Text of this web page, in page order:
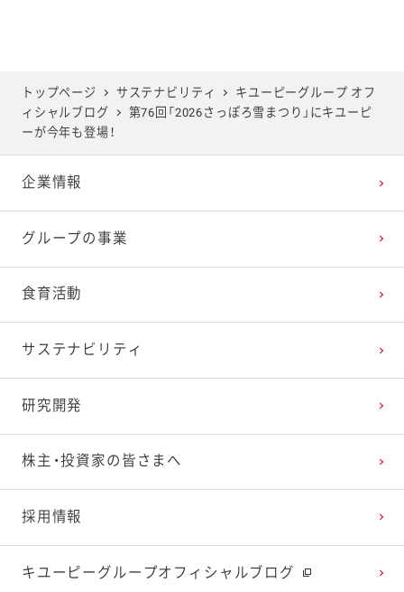
2025年4月
2025年3月
2025年2月
2024年5月
2024年4月
2024年3月
2023年6月
2023年5月
2023年4月
2022年7月
2022年6月
2022年5月
2021年8月
2021年7月
2021年6月
2020年9月
2020年8月
2020年7月
2019年10月
2019年9月
2019年8月
トップページ サステナビリティ
キユーピーグループ オフ
ィシャルブログ
第76回「2026さっぽろ雪まつり」にキユーピ
ーが今年も登場！
企業情報
グループの事業
食育活動
サステナビリティ
研究開発
株主・投資家の皆さまへ
採用情報
キユーピーグループオフィシャルブログ